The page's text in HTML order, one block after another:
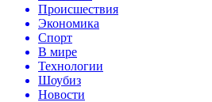
Происшествия
Экономика
Спорт
В мире
Технологии
Шоубиз
Новости